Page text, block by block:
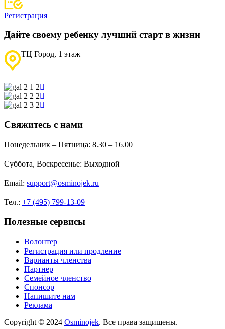
Регистрация
Дайте своему ребенку лучший старт в жизни
ТЦ Город, 1 этаж
Свяжитесь с нами
Понедельник – Пятница: 8.30 – 16.00
Суббота, Воскресенье: Выходной
Email: support@osminojek.ru
Тел.: +7 (495) 799-13-09
Полезные сервисы
Волонтер
Регистрация или продление
Варианты членства
Партнер
Семейное членство
Спонсор
Напишите нам
Реклама
Copyright © 2024 Osminojek. Все права защищены.